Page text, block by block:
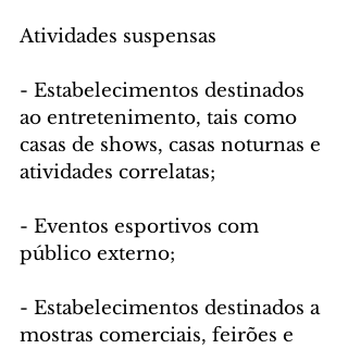
Atividades suspensas
- Estabelecimentos destinados
ao entretenimento, tais como
casas de shows, casas noturnas e
atividades correlatas;
- Eventos esportivos com
público externo;
- Estabelecimentos destinados a
mostras comerciais, feirões e